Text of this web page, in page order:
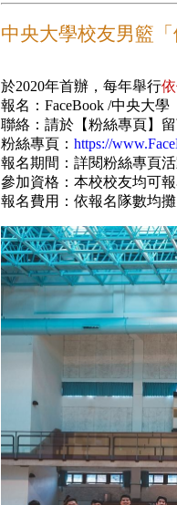
中央大學校友男籃「
於2020年首辦，每年舉行
報名：FaceBook /中央大
聯絡：請於【粉絲專頁】
粉絲專頁： https://
報名期間：詳閱粉絲專頁活
參加資格：本校校友均可報
報名費用：依報名隊數均攤